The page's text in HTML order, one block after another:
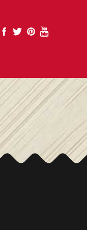
Facebook
Twitter PinterestYoutube